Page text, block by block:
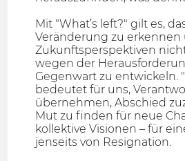
Mit "What’s left?" gilt es,
Veränderung zu erkennen
Zukunftsperspektiven
wegen der
Gegenwart zu entwickeln.
bedeutet für uns,
übernehmen, Abschied
Mut zu finden für neue
kollektive Visionen – für
jenseits von Resignation.